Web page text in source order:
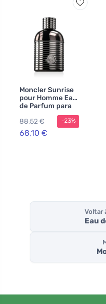
Moncler Sunrise
pour Homme Eau
de Parfum para
88,52 €
68,10 €
-23%
Voltar
Eau